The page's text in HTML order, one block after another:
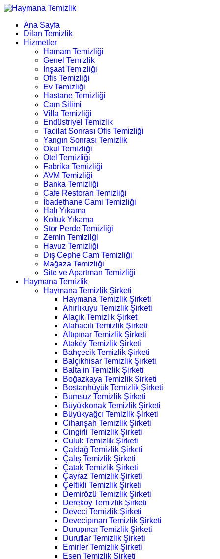
Ana Sayfa
Dilan Temizlik
Hizmetler
Hamam Temizliği
Genel Temizlik
İnşaat Temizliği
Ofis Temizliği
Ev Temizliği
Hastane Temizliği
Cam Silimi
Villa Temizliği
Endüstriyel Temizlik
Tadilat Sonrası Ofis Temizliği
Yangın Sonrası Temizlik
Okul Temizliği
Otel Temizliği
Fabrika Temizliği
AVM Temizliği
Banka Temizliği
Cafe Restoran Temizliği
İbadethane Cami Temizliği
Halı Yıkama
Koltuk Yıkama
Stor Perde Temizliği
Zemin Temizliği
Havuz Temizliği
Dış Cephe Cam Temizliği
Mağaza Temizliği
Site ve Apartman Temizliği
Haymana Temizlik
Haymana Temizlik Şirketi
Haymana Temizlik Şirketi
Ahırlıkuyu Temizlik Şirketi
Alaçık Temizlik Şirketi
Alahacılı Temizlik Şirketi
Altıpınar Temizlik Şirketi
Ataköy Temizlik Şirketi
Bahçecik Temizlik Şirketi
Balçıkhisar Temizlik Şirketi
Baltalin Temizlik Şirketi
Boğazkaya Temizlik Şirketi
Bostanhüyük Temizlik Şirketi
Bumsuz Temizlik Şirketi
Büyükkonak Temizlik Şirketi
Büyükyağcı Temizlik Şirketi
Cihanşah Temizlik Şirketi
Cingirli Temizlik Şirketi
Culuk Temizlik Şirketi
Çaldağ Temizlik Şirketi
Çalış Temizlik Şirketi
Çatak Temizlik Şirketi
Çayraz Temizlik Şirketi
Çeltikli Temizlik Şirketi
Demirözü Temizlik Şirketi
Dereköy Temizlik Şirketi
Deveci Temizlik Şirketi
Devecipınarı Temizlik Şirketi
Durupınar Temizlik Şirketi
Durutlar Temizlik Şirketi
Emirler Temizlik Şirketi
Esen Temizlik Şirketi